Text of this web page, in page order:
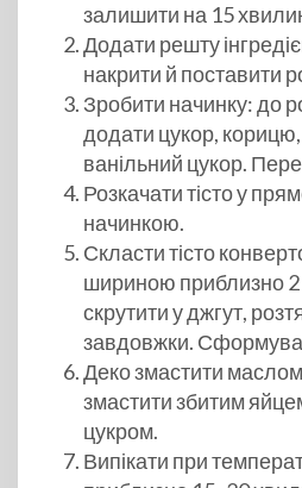
залишити на 15
Додати решту
накрити й поставити
Зробити начинку: до
додати цукор,
ванільний цукор.
Розкачати тісто у
начинкою.
Скласти тісто
шириною приблизно
скрутити у джгут,
завдовжки.
Деко змастити
змастити збитим
цукром.
Випікати при